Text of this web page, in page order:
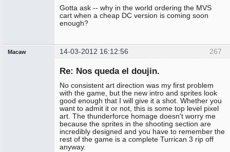
Gotta ask -- why in the world ordering the MVS
cart when a cheap DC version is coming soon
enough?
267
Macaw 14-03-2012 16:12:56
Re: Nos queda el doujin.
No consistent art direction was my first problem
with the game, but the new intro and sprites look
good enough that I will give it a shot. Whether you
want to admit it or not, this is some top level pixel
art. The thunderforce homage doesn't worry me
because the sprites in the shooting section are
incredibly designed and you have to remember the
rest of the game is a complete Turrican 3 rip off
anyway.